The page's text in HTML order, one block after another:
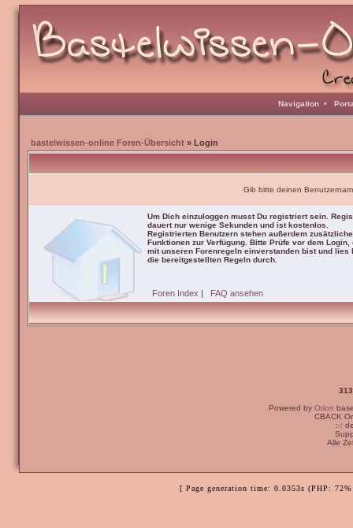
Navigation •
bastelwissen-online Foren-Übersicht » Login
Gib bitte deinen
Um Dich einzuloggen musst Du registriert sein.
dauert nur wenige Sekunden und ist kostenlos.
Registrierten Benutzern stehen außerdem zusätzliche
Funktionen zur Verfügung. Bitte Prüfe vor dem Login,
mit unseren Forenregeln einverstanden bist und lies
die bereitgestellten Regeln durch.
Foren Index | FAQ ansehen
Powered by Orion
CBACK
:-:
Alle
[ Page generation time: 0.0353s (PHP: